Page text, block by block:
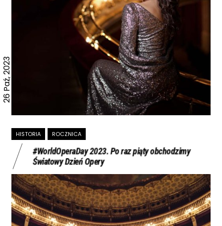
26 Paź, 2023
HISTORIA ROCZNICA
#WorldOperaDay 2023. Po raz piąty obchodzimy
Światowy Dzień Opery